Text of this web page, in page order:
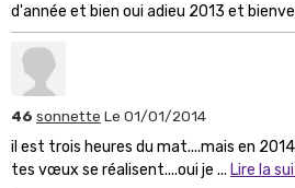
d'année et bien oui adieu 2013 et
46 sonnette Le 01/01/2014
il est trois heures du mat....mais en
tes vœux se réalisent....oui je ... Lire la